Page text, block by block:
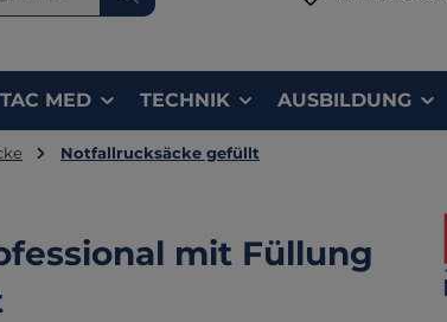
TAC MED TECHNIK AUSBILDUNG
Notfallrucksäcke gefüllt
mit Füllung